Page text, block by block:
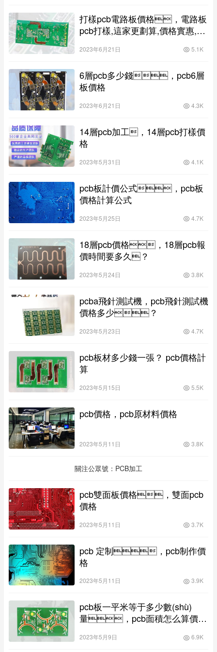
打樣pcb電路板價格，電路板
pcb打樣,這家更劃算,價格實惠,質
2023年6月21日 5.1K
6層pcb多少錢，pcb6層
板價格
2023年6月21日 4.3K
14層pcb加工，14層pcb打樣價
格
2023年5月31日 4.1K
pcb板計價公式，pcb板
價格計算公式
2023年5月25日 4.7K
18層pcb價格，18層pcb報
價時間要多久？
2023年5月24日 3.8K
pcba飛針測試機，pcb飛針測試機
價格多少？
2023年5月23日 4.7K
pcb板材多少錢一張？ pcb價格計
算
2023年5月15日 5.5K
pcb價格，pcb原材料價格
2023年5月11日 3.8K
關注公眾號：PCB加工
pcb雙面板價格，雙面pcb
價格
2023年5月11日 3.7K
pcb 定制，pcb制作價
格
2023年5月11日 3.9K
pcb板一平米等于多少數(shù)
量，pcb面積怎么算價
2023年5月9日 6.9K